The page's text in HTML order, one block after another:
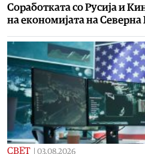
Соработката со Русија и
на економијата на Cеверна
СВЕТ 03.08.2026